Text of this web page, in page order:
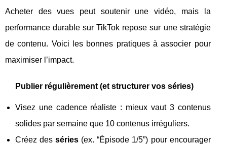
Acheter des vues peut soutenir une vidéo, mais la
performance durable sur TikTok repose sur une stratégie
de contenu. Voici les bonnes pratiques à associer pour
maximiser l’impact.
Publier régulièrement (et structurer vos séries)
Visez une cadence réaliste : mieux vaut 3 contenus
solides par semaine que 10 contenus irréguliers.
Créez desséries (ex. “Épisode 1/5”) pour encourager